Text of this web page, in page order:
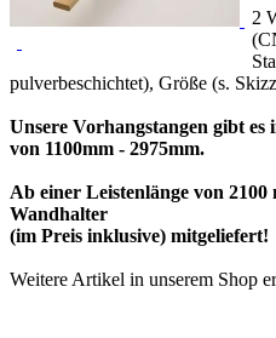
2
pulverbeschichtet), Größe (s.
Unsere Vorhangstangen gibt es
von 1100mm - 2975mm.
Ab einer Leistenlänge von
Wandhalter
(im Preis inklusive) mitgeliefert!
Weitere Artikel in unserem Shop